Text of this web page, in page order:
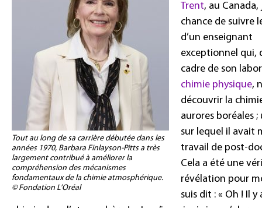
Tout au long de sa carrière débutée dans les
années 1970, Barbara Finlayson-Pitts a très
largement contribué à améliorer la
compréhension des mécanismes
fondamentaux de la chimie atmosphérique.
© Fondation L’Oréal
Trent, au Canada,
chance de suivre
d’un enseignant
exceptionnel qui,
cadre de son
chimie physique,
découvrir la
aurores boréales
sur lequel il avait
travail de post-
Cela a été une
révélation pour
suis dit : « Oh ! Il y